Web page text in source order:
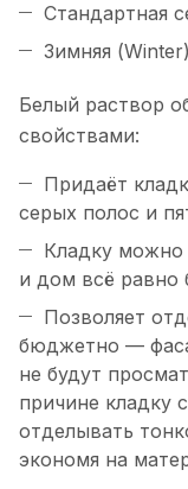
Стандартная
Зимняя
Белый раствор
свойствами:
Придаёт
серых полос и
Кладку можно
и дом всё равно
Позволяет
бюджетно —
не будут
причине
отделывать
экономя на